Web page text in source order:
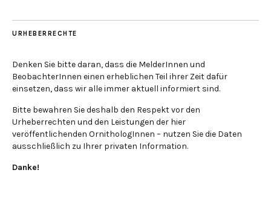
URHEBERRECHTE
Denken Sie bitte daran, dass die MelderInnen und
BeobachterInnen einen erheblichen Teil ihrer Zeit dafür
einsetzen, dass wir alle immer aktuell informiert sind.
Bitte bewahren Sie deshalb den Respekt vor den
Urheberrechten und den Leistungen der hier
veröffentlichenden OrnithologInnen – nutzen Sie die Daten
ausschließlich zu Ihrer privaten Information.
Danke!